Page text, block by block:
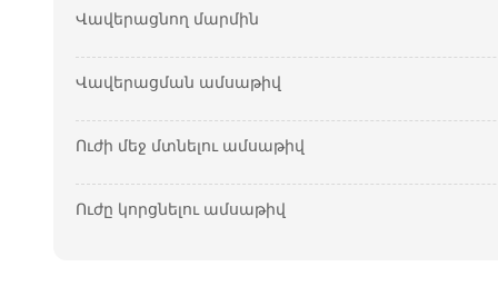
Վավերացնող մարմին
Վավերացման ամսաթիվ
Ուժի մեջ մտնելու ամսաթիվ
Ուժը կորցնելու ամսաթիվ